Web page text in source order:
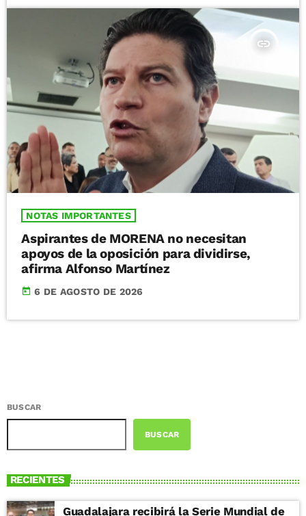
insert_link
NOTAS IMPORTANTES
Aspirantes de MORENA no necesitan
apoyos de la oposición para dividirse,
afirma Alfonso Martínez
today 6 DE AGOSTO DE 2026
BUSCAR
BUSCAR
RECIENTES
Guadalajara recibirá la Serie Mundial de